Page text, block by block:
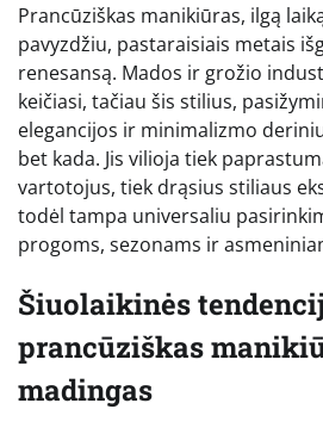
Prancūziškas manikiūras, ilgą
pavyzdžiu, pastaraisiais metais
renesansą. Mados ir grožio
keičiasi, tačiau šis stilius,
elegancijos ir minimalizmo
bet kada. Jis vilioja tiek
vartotojus, tiek drąsius stiliaus
todėl tampa universaliu
progoms, sezonams ir
Šiuolaikinės
prancūziškas
madingas